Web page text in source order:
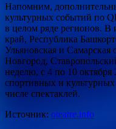
Напомним,
культурных событий по
в целом ряде регионов.
край, Республика
Ульяновская и
Новгород,
неделю, с 4 по 10 октября
спортивных и
числе спектаклей.
Источник: oteatre.info